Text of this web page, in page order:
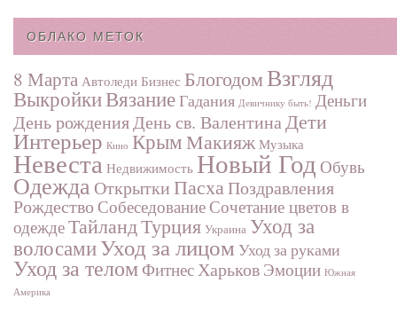
ОБЛАКО МЕТОК
8 Марта Автоледи Бизнес БлогодомВзгляд
ВыкройкиВязаниеГадания Девичнику быть! Деньги
День рожденияДень св. ВалентинаДети
Интерьер Кино КрымМакияж Музыка
Невеста Недвижимость Новый Год Обувь
Одежда ОткрыткиПасхаПоздравления
РождествоСобеседованиеСочетание цветов в
одеждеТайландТурция Украина Уход за
волосамиУход за лицом Уход за руками
Уход за теломФитнесХарьков Эмоции Южная
Америка